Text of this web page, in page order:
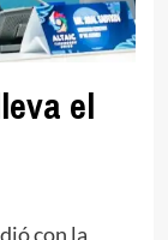
el
con la